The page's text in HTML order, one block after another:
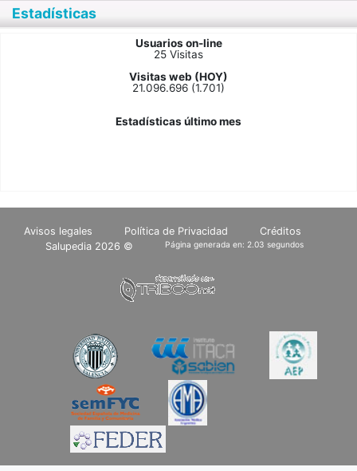
Estadísticas
Usuarios on-line
25 Visitas
Visitas web (HOY)
21.096.696 (1.701)
Estadísticas último mes
Avisos legales Política de Privacidad
Créditos
Salupedia 2026 ©
Página generada en: 2.03 segundos